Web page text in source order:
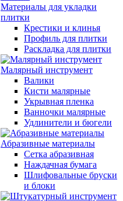
Материалы для укладки
плитки
Крестики и клинья
Профиль для плитки
Раскладка для плитки
Малярный инструмент
Валики
Кисти малярные
Укрывная пленка
Ванночки малярные
Удлинители и бюгели
Абразивные материалы
Сетка абразивная
Наждачная бумага
Шлифовальные бруски
и блоки